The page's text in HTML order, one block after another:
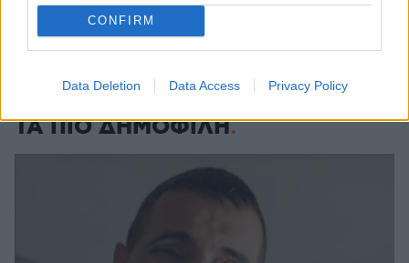
CONFIRM
Data Deletion Data Access Privacy Policy
ΔΕΙΤΕ ΟΛΕΣ ΤΙΣ ΕΙΔΗΣΕΙΣ
ΤΑ ΠΙΟ ΔΗΜΟΦΙΛΗ